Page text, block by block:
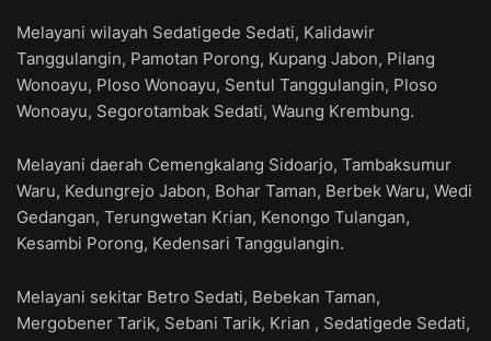
Melayani wilayah Sedatigede Sedati, Kalidawir
Tanggulangin, Pamotan Porong, Kupang Jabon, Pilang
Wonoayu, Ploso Wonoayu, Sentul Tanggulangin, Ploso
Wonoayu, Segorotambak Sedati, Waung Krembung.
Melayani daerah Cemengkalang Sidoarjo, Tambaksumur
Waru, Kedungrejo Jabon, Bohar Taman, Berbek Waru, Wedi
Gedangan, Terungwetan Krian, Kenongo Tulangan,
Kesambi Porong, Kedensari Tanggulangin.
Melayani sekitar Betro Sedati, Bebekan Taman,
Mergobener Tarik, Sebani Tarik, Krian , Sedatigede Sedati,